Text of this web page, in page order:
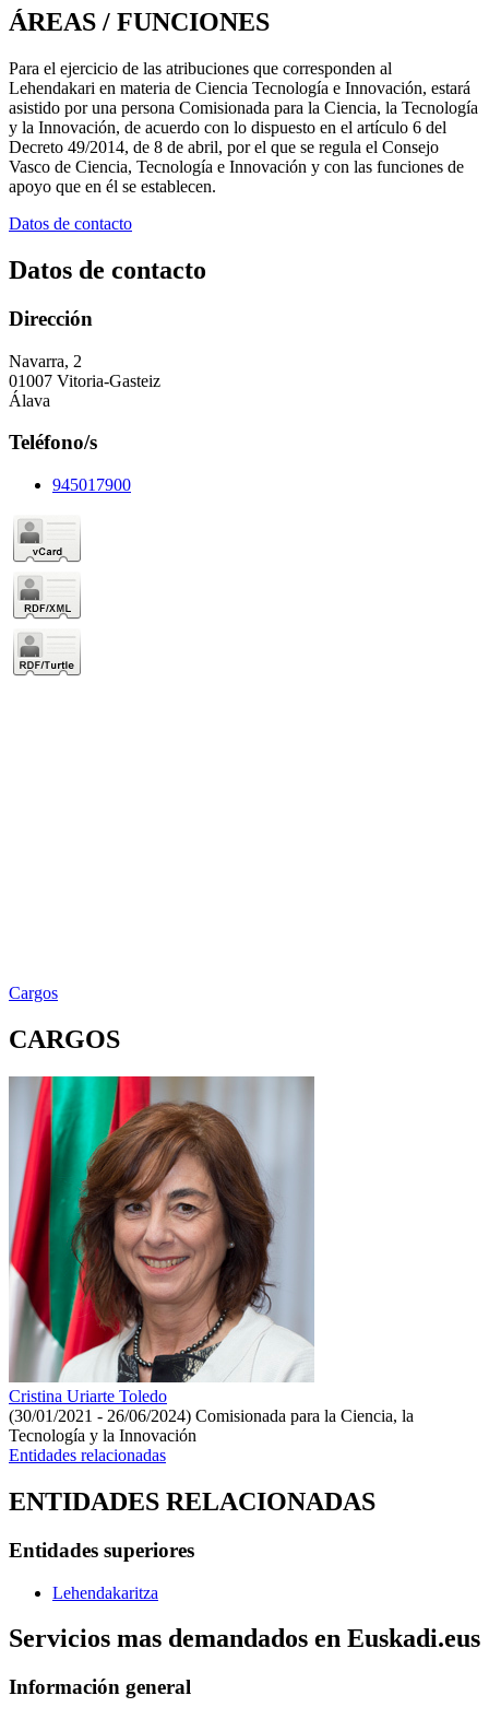
ÁREAS / FUNCIONES
Para el ejercicio de las atribuciones que corresponden al
Lehendakari en materia de Ciencia Tecnología e Innovación, estará
asistido por una persona Comisionada para la Ciencia, la Tecnología
y la Innovación, de acuerdo con lo dispuesto en el artículo 6 del
Decreto 49/2014, de 8 de abril, por el que se regula el Consejo
Vasco de Ciencia, Tecnología e Innovación y con las funciones de
apoyo que en él se establecen.
Datos de contacto
Datos de contacto
Dirección
Navarra, 2
01007 Vitoria-Gasteiz
Álava
Teléfono/s
945017900
Cargos
CARGOS
Cristina Uriarte Toledo
(30/01/2021 - 26/06/2024) Comisionada para la Ciencia, la
Tecnología y la Innovación
Entidades relacionadas
ENTIDADES RELACIONADAS
Entidades superiores
Lehendakaritza
Servicios mas demandados en Euskadi.eus
Información general